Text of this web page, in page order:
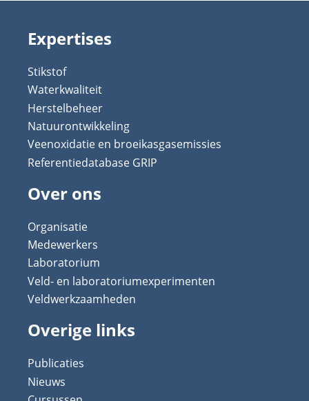
Expertises
Stikstof
Waterkwaliteit
Herstelbeheer
Natuurontwikkeling
Veenoxidatie en broeikasgasemissies
Referentiedatabase GRIP
Over ons
Organisatie
Medewerkers
Laboratorium
Veld- en laboratoriumexperimenten
Veldwerkzaamheden
Overige links
Publicaties
Nieuws